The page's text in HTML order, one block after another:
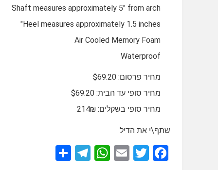
Shaft measures approximately 5" from arch
Heel measures approximately 1.5 inches"
Air Cooled Memory Foam
Waterproof
מחיר פרסום: $69.20
מחיר סופי עד הבית: $69.20
מחיר סופי בשקלים: 214₪
שתף\י את הדיל
F
T
E
W
T